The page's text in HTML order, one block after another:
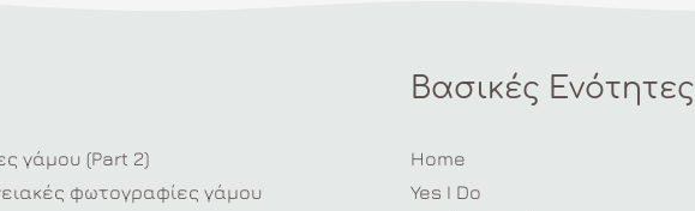
γάμου (Part 2)
φωτογραφίες γάμου
Βασικές Ενότητες
Home
Yes I Do